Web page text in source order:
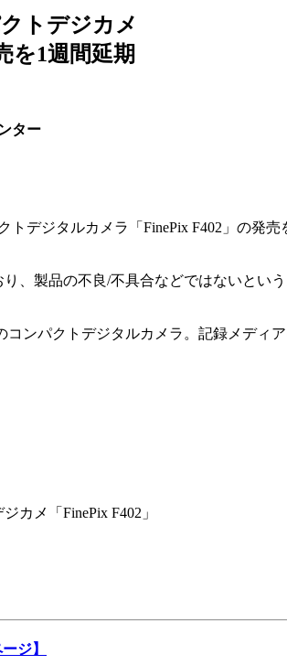
トデジカメ
を1週間延期
ター
トデジタルカメラ「FinePix F402」の発売
、製品の不良/不具合などではないとい
ンパクトデジタルカメラ。記録メディア
カメ「FinePix F402」
ジ】